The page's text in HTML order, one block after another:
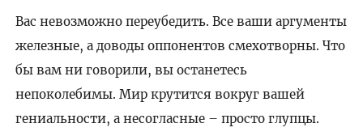
Вас невозможно переубедить. Все ваши аргументы
железные, а доводы оппонентов смехотворны. Что
бы вам ни говорили, вы останетесь
непоколебимы. Мир крутится вокруг вашей
гениальности, а несогласные – просто глупцы.